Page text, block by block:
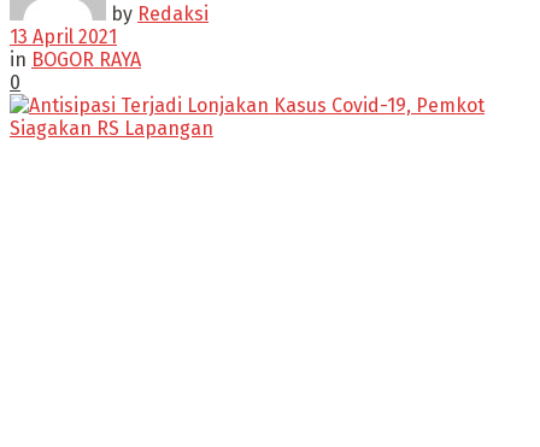
by Redaksi
13 April 2021
in BOGOR RAYA
0